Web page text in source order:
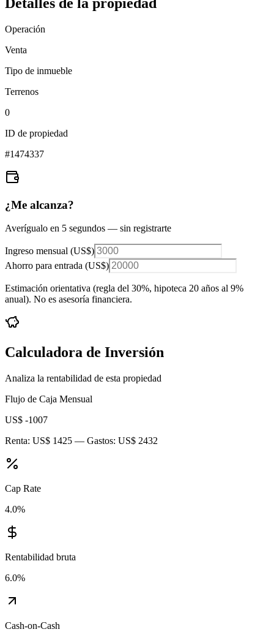
Operación
Venta
Tipo de inmueble
Terrenos
0
ID de propiedad
#1474337
¿Me alcanza?
Averígualo en 5 segundos — sin registrarte
Ingreso mensual (US$)
Ahorro para entrada (US$)
Estimación orientativa (regla del 30%, hipoteca 20 años al 9%
anual). No es asesoría financiera.
Calculadora de Inversión
Analiza la rentabilidad de esta propiedad
Flujo de Caja Mensual
US$ -1007
Renta: US$ 1425 — Gastos: US$ 2432
Cap Rate
4.0%
Rentabilidad bruta
6.0%
Cash-on-Cash